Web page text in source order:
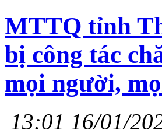
MTTQ tỉnh
bị công tác
mọi người,
13:01 16/01/